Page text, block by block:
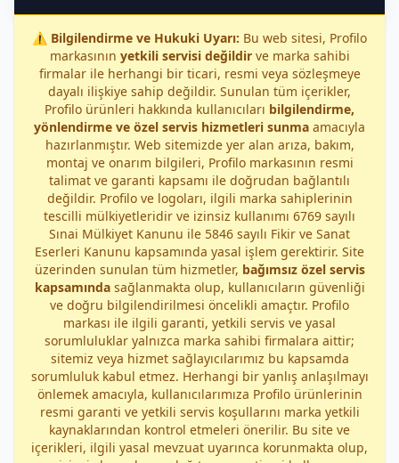
⚠️ Bilgilendirme ve Hukuki Uyarı: Bu web sitesi, Profilo
markasının yetkili servisi değildirve marka sahibi
firmalar ile herhangi bir ticari, resmi veya sözleşmeye
dayalı ilişkiye sahip değildir. Sunulan tüm içerikler,
Profilo ürünleri hakkında kullanıcıları bilgilendirme,
yönlendirme ve özel servis hizmetleri sunma amacıyla
hazırlanmıştır. Web sitemizde yer alan arıza, bakım,
montaj ve onarım bilgileri, Profilo markasının resmi
talimat ve garanti kapsamı ile doğrudan bağlantılı
değildir. Profilo ve logoları, ilgili marka sahiplerinin
tescilli mülkiyetleridir ve izinsiz kullanımı 6769 sayılı
Sınai Mülkiyet Kanunu ile 5846 sayılı Fikir ve Sanat
Eserleri Kanunu kapsamında yasal işlem gerektirir. Site
üzerinden sunulan tüm hizmetler, bağımsız özel servis
kapsamındasağlanmakta olup, kullanıcıların güvenliği
ve doğru bilgilendirilmesi öncelikli amaçtır. Profilo
markası ile ilgili garanti, yetkili servis ve yasal
sorumluluklar yalnızca marka sahibi firmalara aittir;
sitemiz veya hizmet sağlayıcılarımız bu kapsamda
sorumluluk kabul etmez. Herhangi bir yanlış anlaşılmayı
önlemek amacıyla, kullanıcılarımıza Profilo ürünlerinin
resmi garanti ve yetkili servis koşullarını marka yetkili
kaynaklarından kontrol etmeleri önerilir. Bu site ve
içerikleri, ilgili yasal mevzuat uyarınca korunmakta olup,